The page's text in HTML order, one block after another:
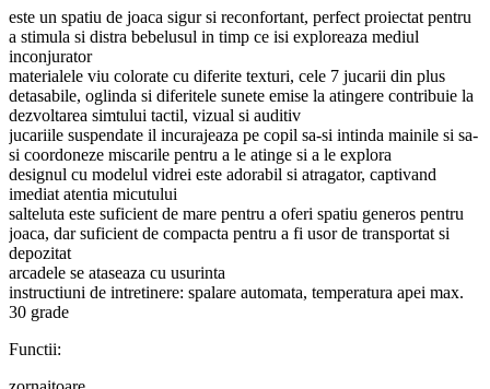
este un spatiu de joaca sigur si reconfortant, perfect proiectat pentru
a stimula si distra bebelusul in timp ce isi exploreaza mediul
inconjurator
materialele viu colorate cu diferite texturi, cele 7 jucarii din plus
detasabile, oglinda si diferitele sunete emise la atingere contribuie la
dezvoltarea simtului tactil, vizual si auditiv
jucariile suspendate il incurajeaza pe copil sa-si intinda mainile si sa-
si coordoneze miscarile pentru a le atinge si a le explora
designul cu modelul vidrei este adorabil si atragator, captivand
imediat atentia micutului
salteluta este suficient de mare pentru a oferi spatiu generos pentru
joaca, dar suficient de compacta pentru a fi usor de transportat si
depozitat
arcadele se ataseaza cu usurinta
instructiuni de intretinere: spalare automata, temperatura apei max.
30 grade
Functii: